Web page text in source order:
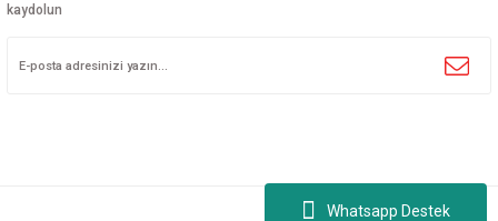
Whatsapp Destek
kaydolun